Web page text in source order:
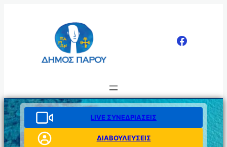
LIVE ΣΥΝΕΔΡΙΑΣΕΙΣ
ΔΙΑΒΟΥΛΕΥΣΕΙΣ